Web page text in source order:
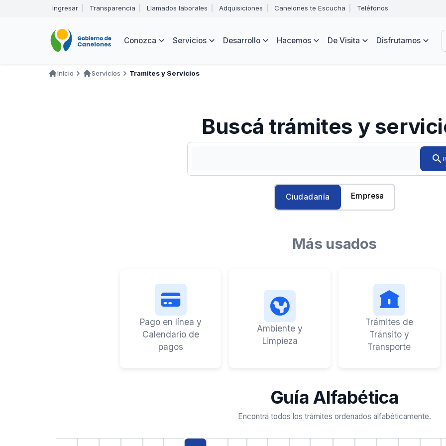
de
Abrir
menú
navegación
Ingresar Transparencia Llamados laborales Adquisiciones Canelones te Escucha Teléfonos
Navegación
Conozca Servicios Desarrollo Hacemos De Visita Disfrutamos
Inicio Servicios Tramites y Servicios
Buscá trámites y
o
servicio
quieras
search
Ciudadanía Empresa
Más usados
Pago en línea y
Calendario de
pagos
Ambiente y
Limpieza
Trámites de
Tránsito y
Transporte
Guía Alfabética
Encontrá todos los trámites ordenados alfabéticamente.